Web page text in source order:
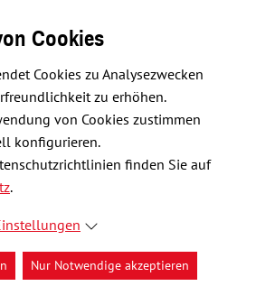
Cookies
Cookies zu Analysezwecken
zu erhöhen.
von Cookies zustimmen
konfigurieren.
finden Sie auf
.
Nur Notwendige akzeptieren